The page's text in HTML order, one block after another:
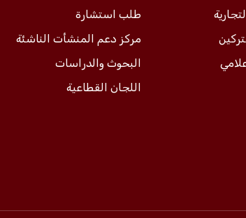
طلب استشارة
مركز دعم المنشأت الناشئة
البحوث والدراسات
اللجان القطاعية